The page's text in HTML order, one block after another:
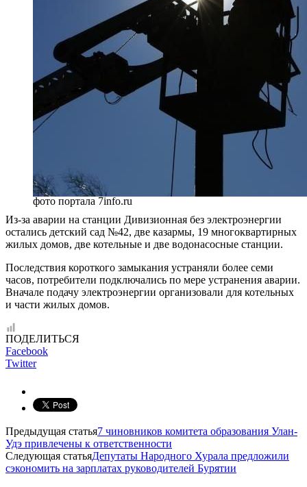
фото портала 7info.ru
Из-за аварии на станции Дивизионная без электроэнергии
остались детский сад №42, две казармы, 19 многоквартирных
жилых домов, две котельные и две водонасосные станции.
Последствия короткого замыкания устраняли более семи
часов, потребители подключались по мере устранения аварии.
Вначале подачу электроэнергии организовали для котельных
и части жилых домов.
ПОДЕЛИТЬСЯ
Facebook
Twitter
Предыдущая статья7 чиновников комитета образования Улан-
Удэ привлечены к ответственности
Следующая статьяДепутаты Народного Хурала предложили
сэкономить на зарплатах руководителей Бурятии